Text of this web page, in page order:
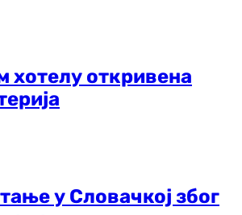
хотелу откривена
у Словачкој због